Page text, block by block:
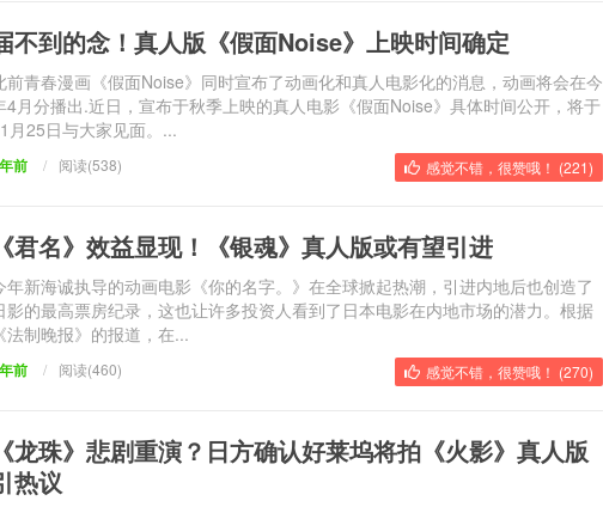
不到的念！真人版《假面Noise》上映时间确定
前青春漫画《假面Noise》同时宣布了动画化和真人电影化的消息，动画将会在今
4月分播出.近日，宣布于秋季上映的真人电影《假面Noise》具体时间公开，将于
月25日与大家见面。...
前 / 感觉不错，很赞哦！ (221)
阅读(538)
君名》效益显现！《银魂》真人版或有望引进
年新海诚执导的动画电影《你的名字。》在全球掀起热潮，引进内地后也创造了
影的最高票房纪录，这也让许多投资人看到了日本电影在内地市场的潜力。根据
法制晚报》的报道，在...
前 / 感觉不错，很赞哦！ (270)
阅读(460)
龙珠》悲剧重演？日方确认好莱坞将拍《火影》真人版
热议